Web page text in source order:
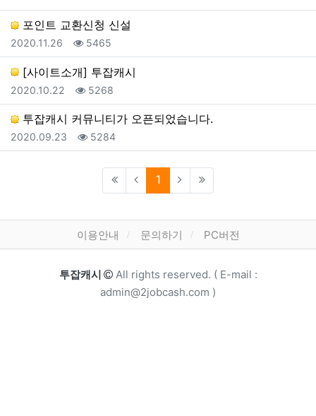
포인트 교환신청 신설
등록일
2020.11.26 조회
5465
[사이트소개] 투잡캐시
등록일
2020.10.22 조회
5268
투잡캐시 커뮤니티가 오픈되었습니다.
등록일
2020.09.23 조회
5284
1 (current)
하단 메뉴이용안내 문의하기 PC버전
카피라이트
투잡캐시
All rights reserved. ( E-mail :
admin@2jobcash.com )